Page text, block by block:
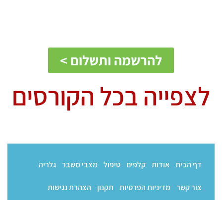
להרשמה ותשלום >
לצפייה בכל הקורסים
דף הבית אודות קלפים טיפול מצבי משבר גלריה
צור קשר מדיניות הפרטיות תקנון הצהרת נגישות